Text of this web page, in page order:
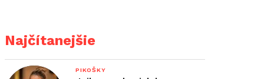
Najčítanejšie
PIKOŠKY